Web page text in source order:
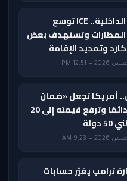
حتى في الرحلات الداخلية.. ICE توسع
المطارات وتستهدف بعض
وتمديد الإقامة
أمريكا تجعل «ضمان
تأشيرة الزيارة» دائمًا وترفع قيمته إلى 20
ترامب يغيّر حسابات